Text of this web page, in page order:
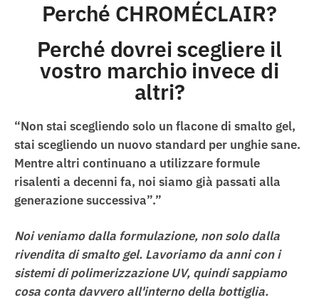
Perché CHROMÉCLAIR?
Perché dovrei scegliere il
vostro marchio invece di
altri?
“Non stai scegliendo solo un flacone di smalto gel,
stai scegliendo un nuovo standard per unghie sane.
Mentre altri continuano a utilizzare formule
risalenti a decenni fa, noi siamo già passati alla
generazione successiva”.”
Noi veniamo dalla formulazione, non solo dalla
rivendita di smalto gel. Lavoriamo da anni con i
sistemi di polimerizzazione UV, quindi sappiamo
cosa conta davvero all'interno della bottiglia.